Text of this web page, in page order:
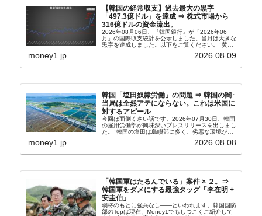
【韓国の経常収支】過去最大の黒字
「497.3億ドル」を達成 ⇒ 株式市場から
316億ドルの資金流出。
2026年08月06日、『韓国銀行』が「2026年06
月」の国際収支統計を公示しました。当月は大きな
黒字を達成しました。以下をご覧ください。↑黄色
の傾向ペンでフォーカスしているのが2026年06月
の経常収支です。2026年06月貿易収支：4...
money1.jp 2026.08.09
韓国「塩田奴隷労働」の問題 ⇒ 韓国の闇･
当局は全然アテにならない。これは米国に
対するアピール
今回は面倒くさい話です。2026年07月30日、韓国
の雇用労働部が興味深いプレスリリースを出しまし
た。↑韓国の塩田は島嶼部に多く、劣悪な環境が一
たといわれます（後述）。これは、いわゆる「塩田
money1.jp 2026.08.08
「韓国軍はたるんでいる」案件 × ２。⇒
韓国軍をダメにする最強タッグ「李在明 +
安圭伯」
弱将のもとに強兵なし――といわれます。韓国国防
部のTopは現在、Money1でもしつこくご紹介して